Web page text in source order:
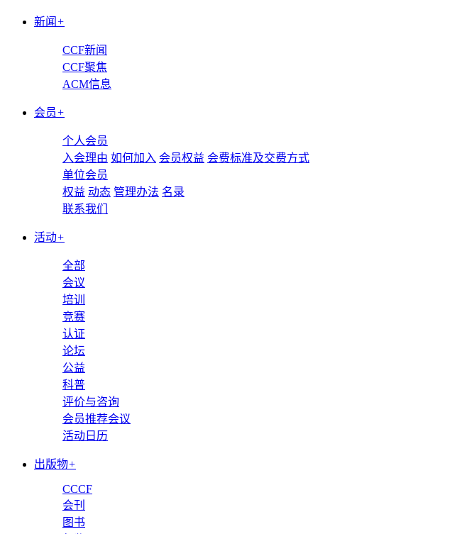
新闻 +
CCF新闻
CCF聚焦
ACM信息
会员+
个人会员
入会理由 如何加入 会员权益 会费标准及交费方式
单位会员
权益 动态 管理办法 名录
联系我们
活动+
全部
会议
培训
竞赛
认证
论坛
公益
科普
评价与咨询
会员推荐会议
活动日历
出版物+
CCCF
会刊
图书